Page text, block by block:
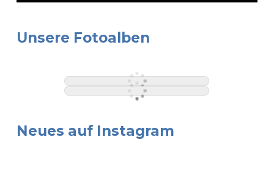
Unsere Fotoalben
Neues auf Instagram